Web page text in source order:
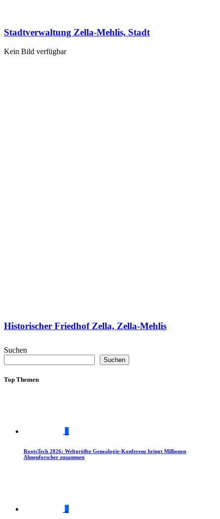
Stadtverwaltung Zella-Mehlis, Stadt
Kein Bild verfügbar
Historischer Friedhof Zella, Zella-Mehlis
Suchen
Suchen
Top Themen
1
RootsTech 2026: Weltgrößte Genealogie-Konferenz bringt Millionen
Ahnenforscher zusammen
2